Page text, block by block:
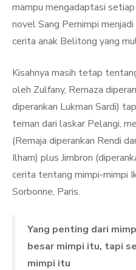
mampu mengadaptasi
novel Sang Pemimpi
cerita anak Belitong yang
Kisahnya masih tetap
oleh Zulfany, Remaza
diperankan Lukman Sardi)
teman dari laskar Pelangi,
(Remaja diperankan Rendi
Ilham) plus Jimbron
cerita tentang mimpi-mimpi
Sorbonne, Paris.
Yang penting dari
besar mimpi itu, tapi
mimpi itu